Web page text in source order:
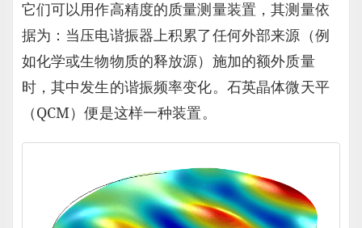
它们可以用作高精度的质量测量装置，其测量依
据为：当压电谐振器上积累了任何外部来源（例
如化学或生物物质的释放源）施加的额外质量
时，其中发生的谐振频率变化。石英晶体微天平
（QCM）便是这样一种装置。